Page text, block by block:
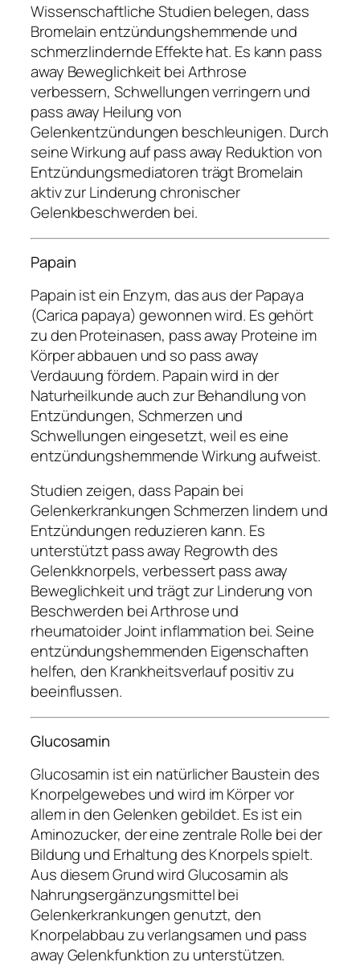
Wissenschaftliche Studien belegen, dass
Bromelain entzündungshemmende und
schmerzlindernde Effekte hat. Es kann pass
away Beweglichkeit bei Arthrose
verbessern, Schwellungen verringern und
pass away Heilung von
Gelenkentzündungen beschleunigen. Durch
seine Wirkung auf pass away Reduktion von
Entzündungsmediatoren trägt Bromelain
aktiv zur Linderung chronischer
Gelenkbeschwerden bei.
Papain
Papain ist ein Enzym, das aus der Papaya
(Carica papaya) gewonnen wird. Es gehört
zu den Proteinasen, pass away Proteine im
Körper abbauen und so pass away
Verdauung fördern. Papain wird in der
Naturheilkunde auch zur Behandlung von
Entzündungen, Schmerzen und
Schwellungen eingesetzt, weil es eine
entzündungshemmende Wirkung aufweist.
Studien zeigen, dass Papain bei
Gelenkerkrankungen Schmerzen lindern und
Entzündungen reduzieren kann. Es
unterstützt pass away Regrowth des
Gelenkknorpels, verbessert pass away
Beweglichkeit und trägt zur Linderung von
Beschwerden bei Arthrose und
rheumatoider Joint inflammation bei. Seine
entzündungshemmenden Eigenschaften
helfen, den Krankheitsverlauf positiv zu
beeinflussen.
Glucosamin
Glucosamin ist ein natürlicher Baustein des
Knorpelgewebes und wird im Körper vor
allem in den Gelenken gebildet. Es ist ein
Aminozucker, der eine zentrale Rolle bei der
Bildung und Erhaltung des Knorpels spielt.
Aus diesem Grund wird Glucosamin als
Nahrungsergänzungsmittel bei
Gelenkerkrankungen genutzt, den
Knorpelabbau zu verlangsamen und pass
away Gelenkfunktion zu unterstützen.